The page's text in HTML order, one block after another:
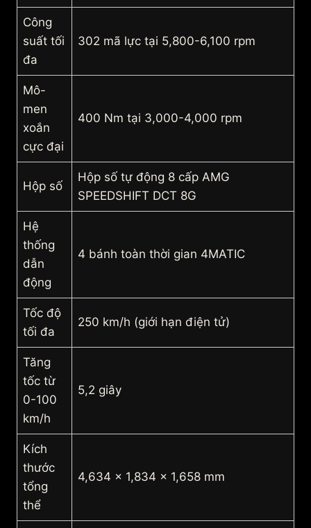
Công
suất tối
đa
302 mã lực tại 5,800-6,100 rpm
Mô-
men
xoắn
cực đại
400 Nm tại 3,000-4,000 rpm
Hộp số
Hộp số tự động 8 cấp AMG
SPEEDSHIFT DCT 8G
Hệ
thống
dẫn
động
4 bánh toàn thời gian 4MATIC
Tốc độ
tối đa
250 km/h (giới hạn điện tử)
Tăng
tốc từ
0-100
km/h
5,2 giây
Kích
thước
tổng
thể
4,634 x 1,834 x 1,658 mm